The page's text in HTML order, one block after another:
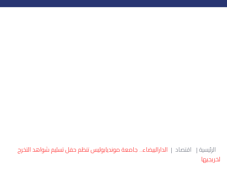
اقتصاد
العالم الرئيسية| اقتصاد | الدارالبيضاء.. جامعة مونديابوليس تنظم حفل تسليم شواهد التخرج
لخريجيها